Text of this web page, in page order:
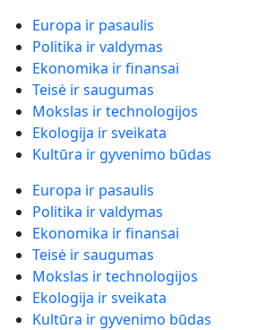
Europa ir pasaulis
Politika ir valdymas
Ekonomika ir finansai
Teisė ir saugumas
Mokslas ir technologijos
Ekologija ir sveikata
Kultūra ir gyvenimo būdas
Europa ir pasaulis
Politika ir valdymas
Ekonomika ir finansai
Teisė ir saugumas
Mokslas ir technologijos
Ekologija ir sveikata
Kultūra ir gyvenimo būdas